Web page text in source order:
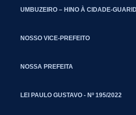
UMBUZEIRO – HINO À CIDADE-
NOSSO VICE-PREFEITO
NOSSA PREFEITA
LEI PAULO GUSTAVO - Nº 195/2022